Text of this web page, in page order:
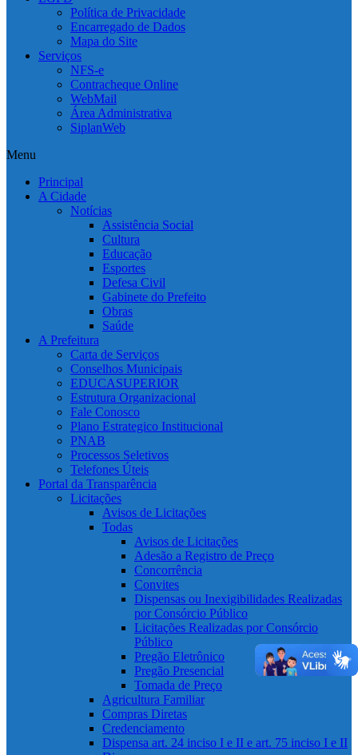
Política de Privacidade
Encarregado de Dados
Mapa do Site
Serviços
NFS-e
Contracheque Online
WebMail
Área Administrativa
SiplanWeb
Menu
Principal
A Cidade
Notícias
Assistência Social
Cultura
Educação
Esportes
Defesa Civil
Gabinete do Prefeito
Obras
Saúde
A Prefeitura
Carta de Serviços
Conselhos Municipais
EDUCASUPERIOR
Estrutura Organizacional
Fale Conosco
Plano Estrategico Institucional
PNAB
Processos Seletivos
Telefones Úteis
Portal da Transparência
Licitações
Avisos de Licitações
Todas
Avisos de Licitações
Adesão a Registro de Preço
Concorrência
Convites
Dispensas ou Inexigibilidades Realizadas
por Consórcio Público
Licitações Realizadas por Consórcio
Público
Pregão Eletrônico
Pregão Presencial
Tomada de Preço
Agricultura Familiar
Compras Diretas
Credenciamento
Dispensa art. 24 inciso I e II e art. 75 inciso I e II